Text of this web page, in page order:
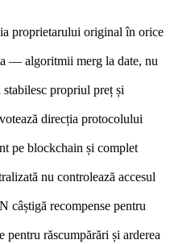
proprietarului original în orice
— algoritmii merg la date, nu
propriul preț și
direcția protocolului
pe blockchain și complet
nu controlează accesul
câștigă recompense pentru
răscumpărări și arderea